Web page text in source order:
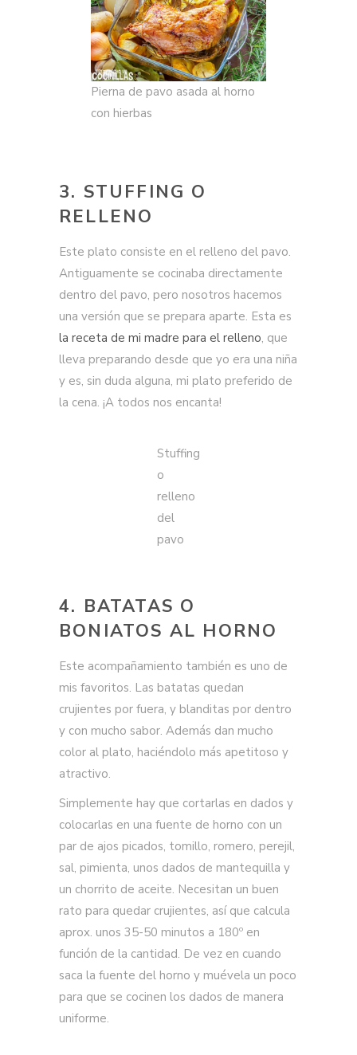
Pierna de pavo asada al horno
con hierbas
3. STUFFING O
RELLENO
Este plato consiste en el relleno del pavo.
Antiguamente se cocinaba directamente
dentro del pavo, pero nosotros hacemos
una versión que se prepara aparte. Esta es
la receta de mi madre para el relleno, que
lleva preparando desde que yo era una niña
y es, sin duda alguna, mi plato preferido de
la cena. ¡A todos nos encanta!
Stuffing
o
relleno
del
pavo
4. BATATAS O
BONIATOS AL HORNO
Este acompañamiento también es uno de
mis favoritos. Las batatas quedan
crujientes por fuera, y blanditas por dentro
y con mucho sabor. Además dan mucho
color al plato, haciéndolo más apetitoso y
atractivo.
Simplemente hay que cortarlas en dados y
colocarlas en una fuente de horno con un
par de ajos picados, tomillo, romero, perejil,
sal, pimienta, unos dados de mantequilla y
un chorrito de aceite. Necesitan un buen
rato para quedar crujientes, así que calcula
aprox. unos 35-50 minutos a 180º en
función de la cantidad. De vez en cuando
saca la fuente del horno y muévela un poco
para que se cocinen los dados de manera
uniforme.